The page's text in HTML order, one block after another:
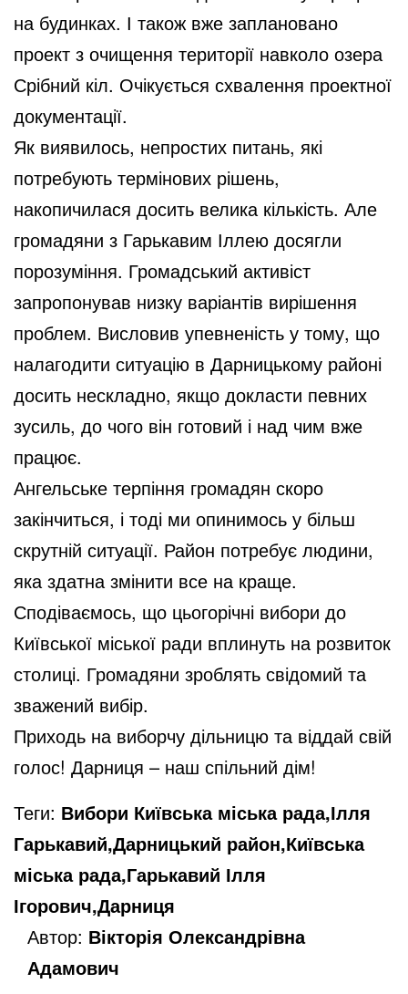
на будинках. І також вже заплановано
проект з очищення території навколо озера
Срібний кіл. Очікується схвалення проектної
документації.
Як виявилось, непростих питань, які
потребують термінових рішень,
накопичилася досить велика кількість. Але
громадяни з Гарькавим Іллею досягли
порозуміння. Громадський активіст
запропонував низку варіантів вирішення
проблем. Висловив упевненість у тому, що
налагодити ситуацію в Дарницькому районі
досить нескладно, якщо докласти певних
зусиль, до чого він готовий і над чим вже
працює.
Ангельське терпіння громадян скоро
закінчиться, і тоді ми опинимось у більш
скрутній ситуації. Район потребує людини,
яка здатна змінити все на краще.
Сподіваємось, що цьогорічні вибори до
Київської міської ради вплинуть на розвиток
столиці. Громадяни зроблять свідомий та
зважений вибір.
Приходь на виборчу дільницю та віддай свій
голос! Дарниця – наш спільний дім!
Теги: Вибори Київська міська рада,Ілля
Гарькавий,Дарницький район,Київська
міська рада,Гарькавий Ілля
Ігорович,Дарниця
Автор: Вікторія Олександрівна
Адамович